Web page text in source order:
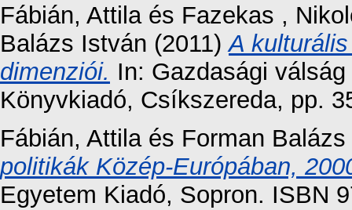
Fábián, Attilaés Fazekas ,
Balázs István (2011)A
dimenziói. In: Gazdasági
Könyvkiadó, Csíkszereda, pp.
Fábián, Attilaés Forman Balázs
politikák Közép-Európában,
Egyetem Kiadó, Sopron. ISBN